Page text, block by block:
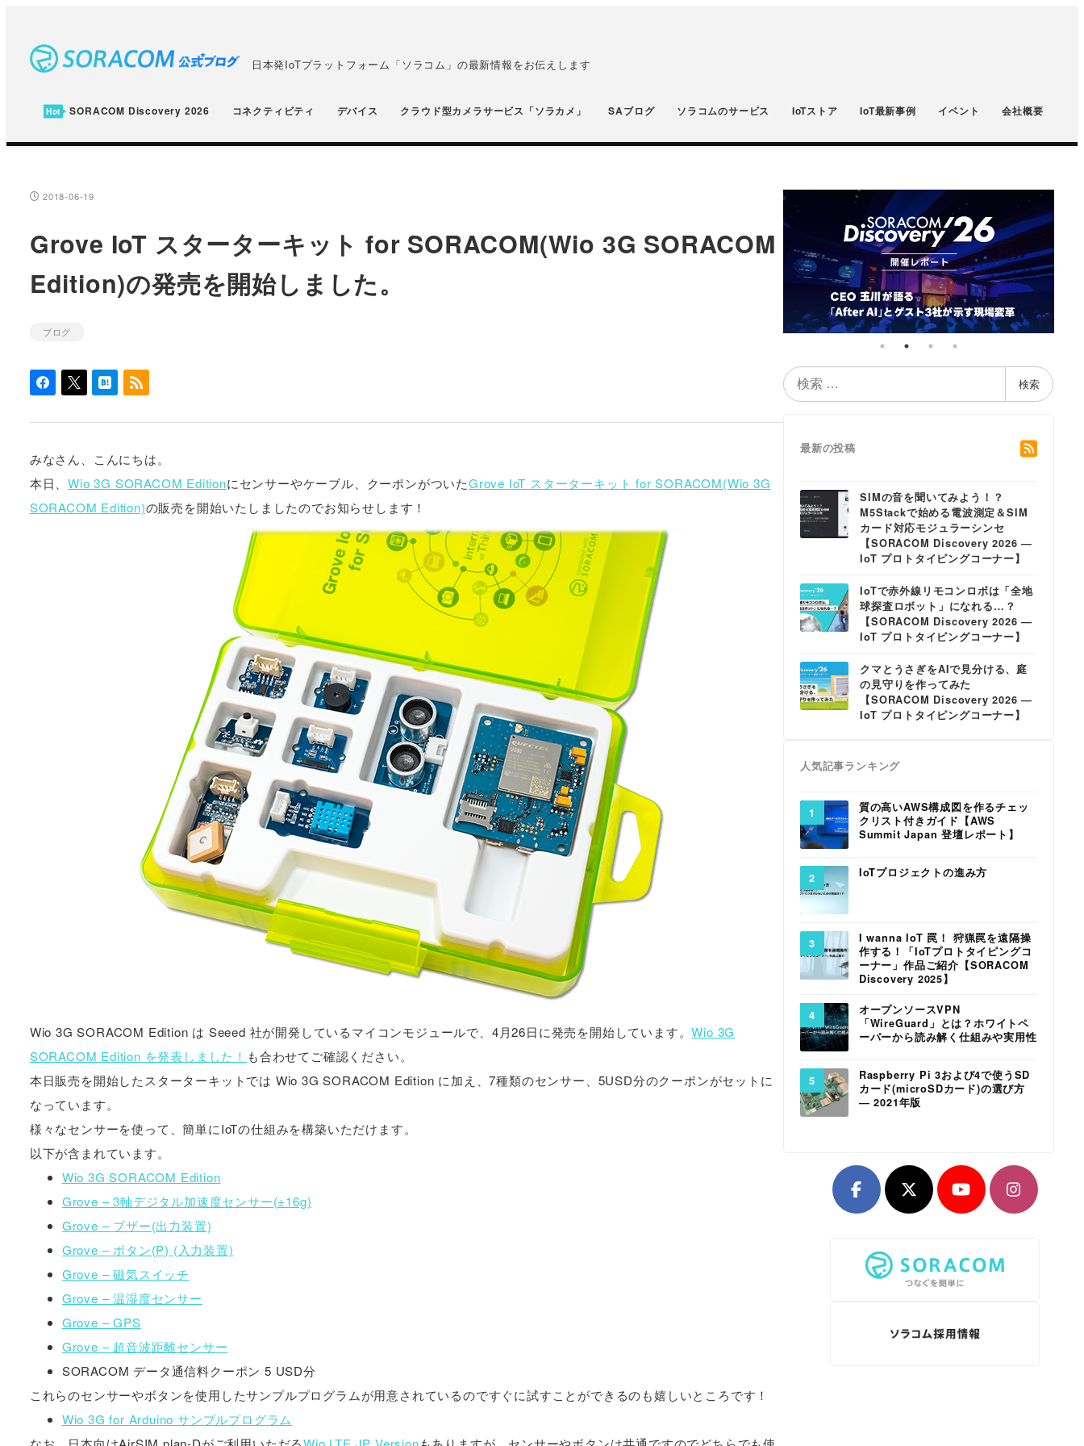
ン
日本発IoTプラットフォーム「ソラコム」の最新情報をお伝えします
SORACOM Discovery 2026 コネクティビティ デバイス クラウド型カメラサービス「ソラカメ」 SAブログ ソラコムのサービス IoTストア IoT最新事例 イベント 会社概要
投稿日
2018-06-19
Grove IoT スターターキット for SORACOM(Wio 3G SORACOM
Edition)の発売を開始しました。
カテゴリー
ブログ
みなさん、こんにちは。
本日、Wio 3G SORACOM Editionにセンサーやケーブル、クーポンがついたGrove IoT スターターキット for SORACOM(Wio 3G
SORACOM Edition)の販売を開始いたしましたのでお知らせします！
Wio 3G SORACOM Edition は Seeed 社が開発しているマイコンモジュールで、4月26日に発売を開始しています。Wio 3G
SORACOM Edition を発表しました！ も合わせてご確認ください。
本日販売を開始したスターターキットでは Wio 3G SORACOM Edition に加え、7種類のセンサー、5USD分のクーポンがセットに
なっています。
様々なセンサーを使って、簡単にIoTの仕組みを構築いただけます。
以下が含まれています。
Wio 3G SORACOM Edition
Grove – 3軸デジタル加速度センサー(±16g)
Grove – ブザー(出力装置)
Grove – ボタン(P) (入力装置)
Grove – 磁気スイッチ
Grove – 温湿度センサー
Grove – GPS
Grove – 超音波距離センサー
SORACOM データ通信料クーポン 5 USD分
これらのセンサーやボタンを使用したサンプルプログラムが用意されているのですぐに試すことができるのも嬉しいところです！
Wio 3G for Arduino サンプルプログラム
検
索
検索
最新の投稿
SIMの音を聞いてみよう！？
M5Stackで始める電波測定＆SIM
カード対応モジュラーシンセ
【SORACOM Discovery 2026 ―
IoT プロトタイピングコーナー】
IoTで赤外線リモコンロボは「全地
球探査ロボット」になれる…？
【SORACOM Discovery 2026 ―
IoT プロトタイピングコーナー】
クマとうさぎをAIで見分ける、庭
の見守りを作ってみた
【SORACOM Discovery 2026 ―
IoT プロトタイピングコーナー】
人気記事ランキング
質の高いAWS構成図を作るチェッ
クリスト付きガイド【AWS
Summit Japan 登壇レポート】
IoTプロジェクトの進み方
I wanna IoT 罠！ 狩猟罠を遠隔操
作する！「IoTプロトタイピングコ
ーナー」作品ご紹介【SORACOM
Discovery 2025】
オープンソースVPN
「WireGuard」とは？ホワイトペ
ーパーから読み解く仕組みや実用性
Raspberry Pi 3および4で使うSD
カード(microSDカード)の選び方
― 2021年版